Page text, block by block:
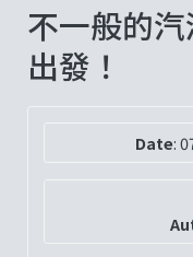
不一般的
出發！
Date: